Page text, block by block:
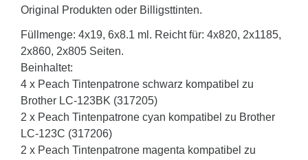
Original Produkten oder Billigsttinten.
Füllmenge: 4x19, 6x8.1 ml. Reicht für: 4x820, 2x1185,
2x860, 2x805 Seiten.
Beinhaltet:
4 x Peach Tintenpatrone schwarz kompatibel zu
Brother LC-123BK (317205)
2 x Peach Tintenpatrone cyan kompatibel zu Brother
LC-123C (317206)
2 x Peach Tintenpatrone magenta kompatibel zu